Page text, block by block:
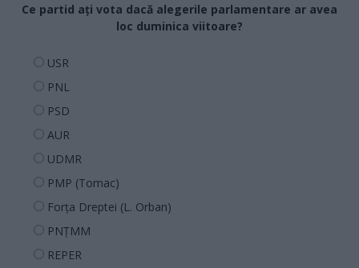
Ce partid ați vota dacă alegerile parlamentare ar avea
loc duminica viitoare?
USR
PNL
PSD
AUR
UDMR
PMP (Tomac)
Forța Dreptei (L. Orban)
PNȚMM
REPER